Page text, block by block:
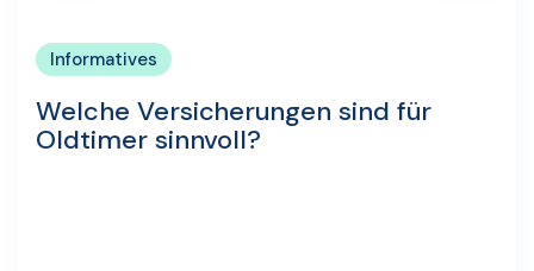
Informatives
Welche Versicherungen sind für
Oldtimer sinnvoll?